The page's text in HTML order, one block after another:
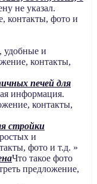
не указал.
контакты, фото и
удобные и
контакты,
печей для
информация.
контакты,
стройки
и
фото и т.д. »
Что такое фото
предложение,